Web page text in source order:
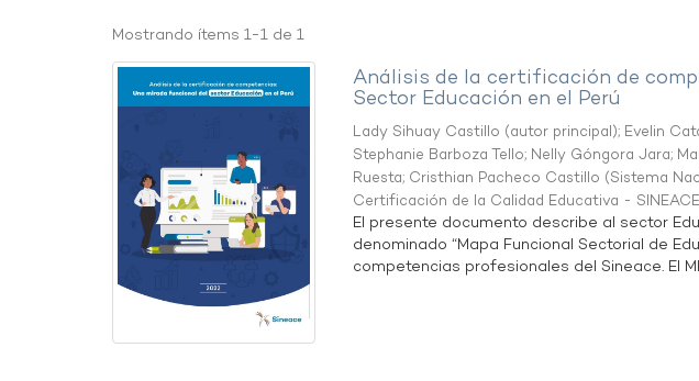
Mostrando ítems 1-1 de 1
Análisis de la certificación de
Sector Educación en el Perú
Lady Sihuay Castillo (autor principal); Evelin
Stephanie Barboza Tello; Nelly Góngora Jara;
Ruesta; Cristhian Pacheco Castillo (Sistema
Certificación de la Calidad Educativa -
El presente documento describe al sector
denominado “Mapa Funcional Sectorial de
competencias profesionales del Sineace. El